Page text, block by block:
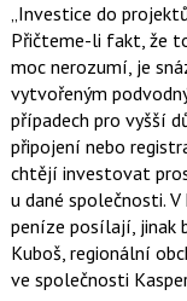
„Investice do
Přičteme-li fakt, že
moc nerozumí, je
vytvořeným
případech pro vyšší
připojení nebo
chtějí investovat
u dané společnosti.
peníze posílají, jinak
Kuboš, regionální
ve společnosti